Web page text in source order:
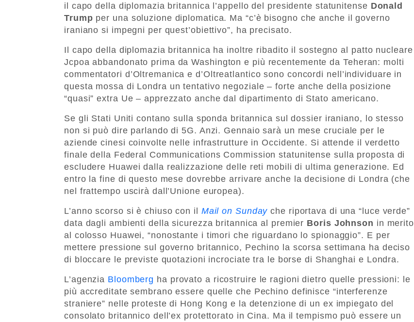
il capo della diplomazia britannica l’appello del presidente statunitense Donald
Trump per una soluzione diplomatica. Ma “c’è bisogno che anche il governo
iraniano si impegni per quest’obiettivo”, ha precisato.
Il capo della diplomazia britannica ha inoltre ribadito il sostegno al patto nucleare
Jcpoa abbandonato prima da Washington e più recentemente da Teheran: molti
commentatori d’Oltremanica e d’Oltreatlantico sono concordi nell’individuare in
questa mossa di Londra un tentativo negoziale – forte anche della posizione
“quasi” extra Ue – apprezzato anche dal dipartimento di Stato americano.
Se gli Stati Uniti contano sulla sponda britannica sul dossier iraniano, lo stesso
non si può dire parlando di 5G. Anzi. Gennaio sarà un mese cruciale per le
aziende cinesi coinvolte nelle infrastrutture in Occidente. Si attende il verdetto
finale della Federal Communications Commission statunitense sulla proposta di
escludere Huawei dalla realizzazione delle reti mobili di ultima generazione. Ed
entro la fine di questo mese dovrebbe arrivare anche la decisione di Londra (che
nel frattempo uscirà dall’Unione europea).
L’anno scorso si è chiuso con il Mail on Sunday che riportava di una “luce verde”
data dagli ambienti della sicurezza britannica al premier Boris Johnson in merito
al colosso Huawei, “nonostante i timori che riguardano lo spionaggio”. E per
mettere pressione sul governo britannico, Pechino la scorsa settimana ha deciso
di bloccare le previste quotazioni incrociate tra le borse di Shanghai e Londra.
L’agenzia Bloomberg ha provato a ricostruire le ragioni dietro quelle pressioni: le
più accreditate sembrano essere quelle che Pechino definisce “interferenze
straniere” nelle proteste di Hong Kong e la detenzione di un ex impiegato del
consolato britannico dell’ex protettorato in Cina. Ma il tempismo può essere un